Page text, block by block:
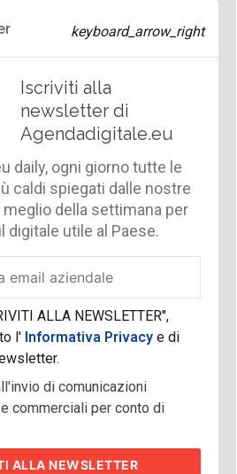
Iscriviti alla
newsletter di
Agendadigitale.eu
daily, ogni giorno tutte le
caldi spiegati dalle nostre
della settimana per
digitale utile al Paese.
ALLA NEWSLETTER",
l'Informativa Privacy e di
di comunicazioni
commerciali per conto di
ALLA NEWSLETTER